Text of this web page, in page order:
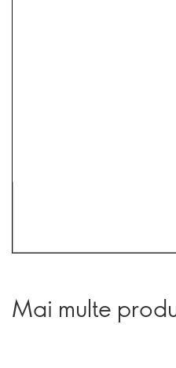
Mai multe